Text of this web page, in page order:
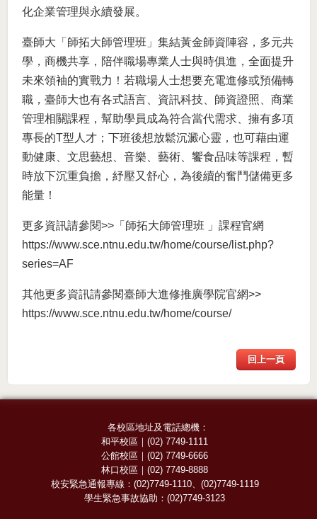
化企業管理與永續發展。
臺師大「師拓大師管理班」集結黃金師資陣容，多元共
學，商機共享，陪伴職場專業人士與時俱進，全面提升
未來領袖的實戰力！若職場人士想要充電進修或預備轉
職，臺師大也有各式語言、資訊科技、師資證照、商業
管理相關課程，幫助學員成為符合當代需求、擁有多項
專長的T型人才；下班後想放鬆沉澱心靈，也可藉由運
動健康、文思藝想、音樂、藝術、饗食品味等課程，暫
時放下沉重負擔，紓壓又舒心，為後續的奮鬥儲備更多
能量！
更多資訊請參閱>>「師拓大師管理班 」課程官網
https://www.sce.ntnu.edu.tw/home/course/list.php?
series=AF
其他更多資訊請參閱臺師大進修推廣學院官網>>
https://www.sce.ntnu.edu.tw/home/course/
回上一頁
各校區地址及電話總機：
和平校區 ｜(02) 7749-1111
公館校區 ｜(02) 7749-6666
林口校區 ｜(02) 7749-8888
校安緊急通報專線： (02)7749-1110、 (02)7749-1119
學生緊急事故協助：(02)7749-3123